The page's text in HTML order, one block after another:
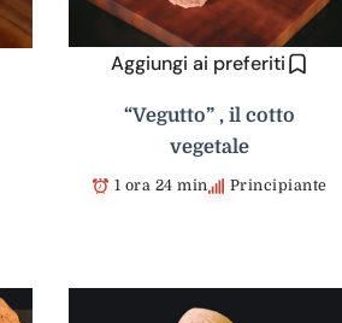
Aggiungi ai preferiti
“Vegutto” , il cotto
vegetale
1 ora 24 min Principiante